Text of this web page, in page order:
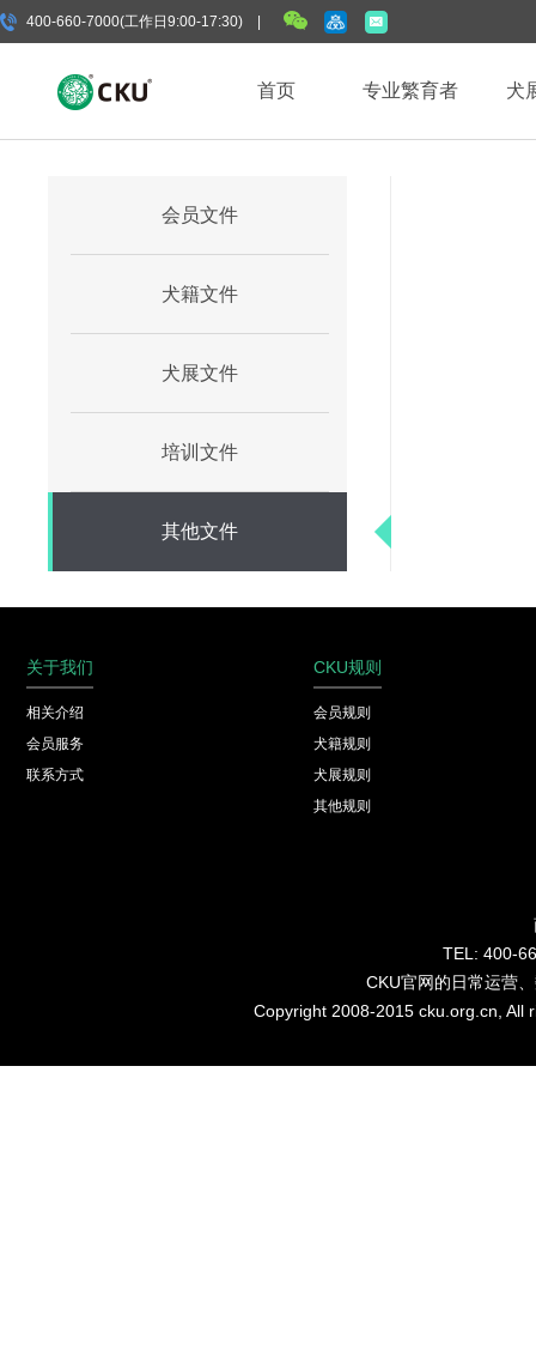
400-660-7000(工作日9:00-17:30) |
首页 专业繁育者 犬
会员文件
犬籍文件
犬展文件
培训文件
其他文件
关于我们
相关介绍
会员服务
联系方式
CKU规则
会员规则
犬籍规则
犬展规则
其他规则
TEL: 400-
CKU官网的日常运营
Copyright 2008-2015 cku.org.cn,